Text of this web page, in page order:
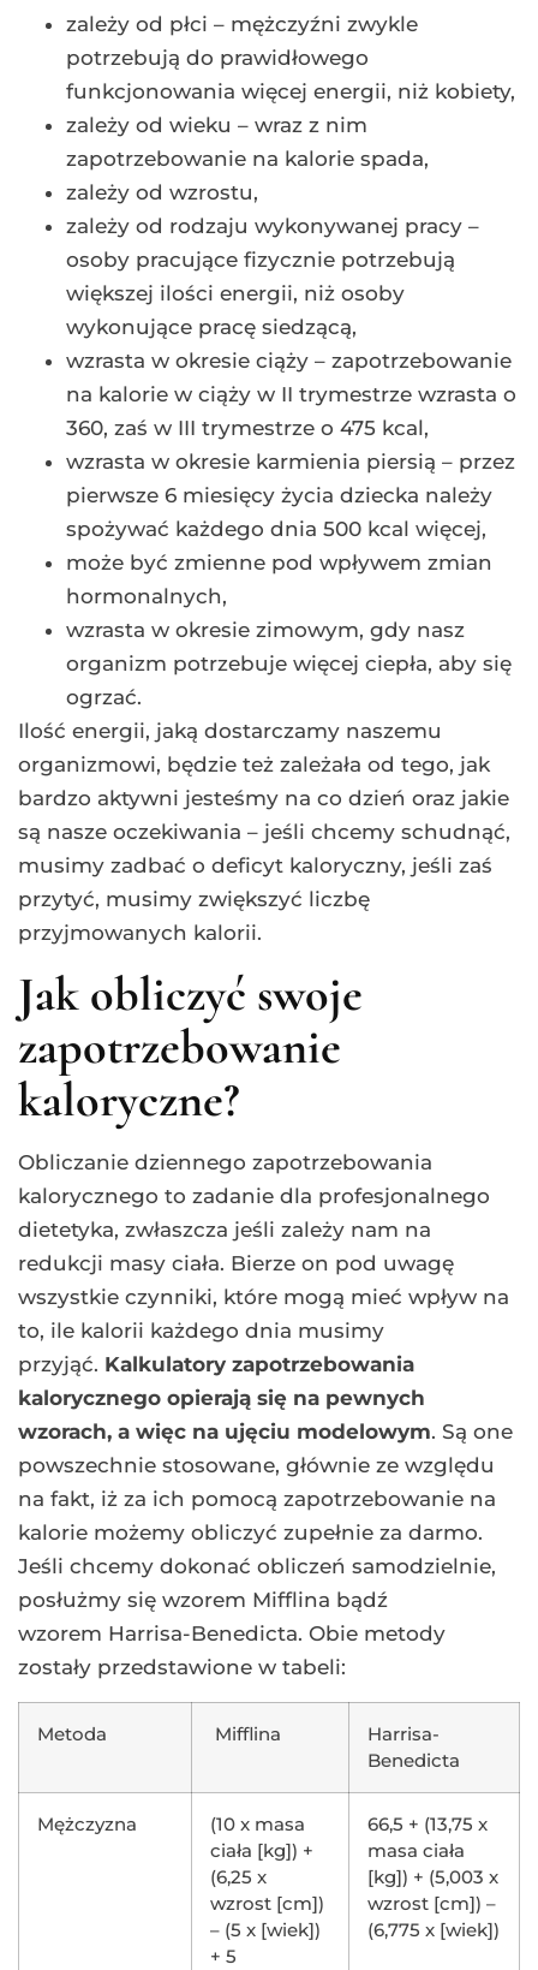
zależy od płci – mężczyźni zwykle
potrzebują do prawidłowego
funkcjonowania więcej energii, niż kobiety,
zależy od wieku – wraz z nim
zapotrzebowanie na kalorie spada,
zależy od wzrostu,
zależy od rodzaju wykonywanej pracy –
osoby pracujące fizycznie potrzebują
większej ilości energii, niż osoby
wykonujące pracę siedzącą,
wzrasta w okresie ciąży – zapotrzebowanie
na kalorie w ciąży w II trymestrze wzrasta o
360, zaś w III trymestrze o 475 kcal,
wzrasta w okresie karmienia piersią – przez
pierwsze 6 miesięcy życia dziecka należy
spożywać każdego dnia 500 kcal więcej,
może być zmienne pod wpływem zmian
hormonalnych,
wzrasta w okresie zimowym, gdy nasz
organizm potrzebuje więcej ciepła, aby się
ogrzać.
Ilość energii, jaką dostarczamy naszemu
organizmowi, będzie też zależała od tego, jak
bardzo aktywni jesteśmy na co dzień oraz jakie
są nasze oczekiwania – jeśli chcemy schudnąć,
musimy zadbać o deficyt kaloryczny, jeśli zaś
przytyć, musimy zwiększyć liczbę
przyjmowanych kalorii.
Jak obliczyć swoje
zapotrzebowanie
kaloryczne?
Obliczanie dziennego zapotrzebowania
kalorycznego to zadanie dla profesjonalnego
dietetyka, zwłaszcza jeśli zależy nam na
redukcji masy ciała. Bierze on pod uwagę
wszystkie czynniki, które mogą mieć wpływ na
to, ile kalorii każdego dnia musimy
przyjąć. Kalkulatory zapotrzebowania
kalorycznego opierają się na pewnych
wzorach, a więc na ujęciu modelowym. Są one
powszechnie stosowane, głównie ze względu
na fakt, iż za ich pomocą zapotrzebowanie na
kalorie możemy obliczyć zupełnie za darmo.
Jeśli chcemy dokonać obliczeń samodzielnie,
posłużmy się wzorem Mifflina bądź
wzorem Harrisa-Benedicta. Obie metody
zostały przedstawione w tabeli:
Metoda Mifflina
Harrisa-
Benedicta
Mężczyzna
(10 x masa
ciała [kg]) +
(6,25 x
wzrost [cm])
– (5 x [wiek])
+ 5
66,5 + (13,75 x
masa ciała
[kg]) + (5,003 x
wzrost [cm]) –
(6,775 x [wiek])